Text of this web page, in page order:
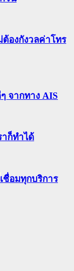
ต้องกังวลค่าโทร
จากทาง AIS
าก็ทำได้
ชื่อมทุกบริการ